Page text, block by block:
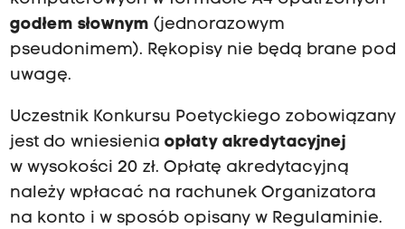
godłem słownym (jednorazowym
pseudonimem). Rękopisy nie będą brane pod
uwagę.
Uczestnik Konkursu Poetyckiego zobowiązany
jest do wniesienia opłaty akredytacyjnej
w wysokości 20 zł. Opłatę akredytacyjną
należy wpłacać na rachunek Organizatora
na konto i w sposób opisany w Regulaminie.